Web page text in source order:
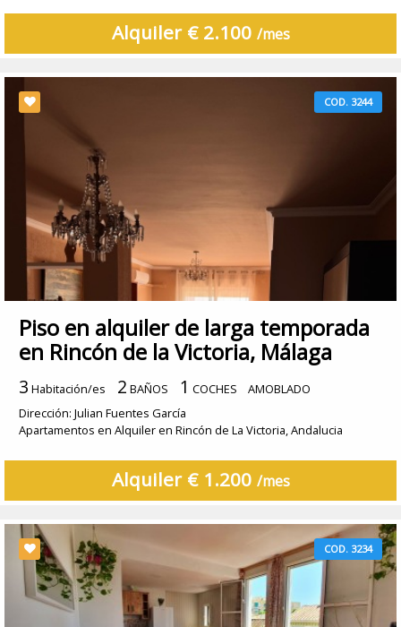
Alquiler € 2.100 /mes
COD. 3244
Piso en alquiler de larga temporada
en Rincón de la Victoria, Málaga
3 Habitación/es 2 BAÑOS 1 COCHES
AMOBLADO
Dirección: Julian Fuentes García
Apartamentos en Alquiler en Rincón de La Victoria, Andalucia
Alquiler € 1.200 /mes
COD. 3234